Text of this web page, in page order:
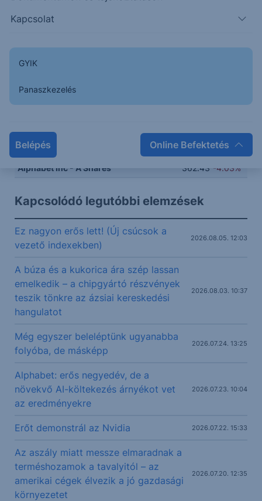
Kapcsolat
GYIK
Panaszkezelés
Belépés Online Befektetés
14:00 18:00
370
380
Alphabet Inc - A Shares 362.43 -4.03%
Kapcsolódó legutóbbi elemzések
Ez nagyon erős lett! (Új csúcsok a
vezető indexekben)
2026.08.05. 12:03
A búza és a kukorica ára szép lassan
emelkedik – a chipgyártó részvények
teszik tönkre az ázsiai kereskedési
hangulatot
2026.08.03. 10:37
Még egyszer beleléptünk ugyanabba
folyóba, de másképp
2026.07.24. 13:25
Alphabet: erős negyedév, de a
növekvő AI-költekezés árnyékot vet
az eredményekre
2026.07.23. 10:04
Erőt demonstrál az Nvidia 2026.07.22. 15:33
Az aszály miatt messze elmaradnak a
terméshozamok a tavalyitól – az
amerikai cégek élvezik a jó gazdasági
környezetet
2026.07.20. 12:35